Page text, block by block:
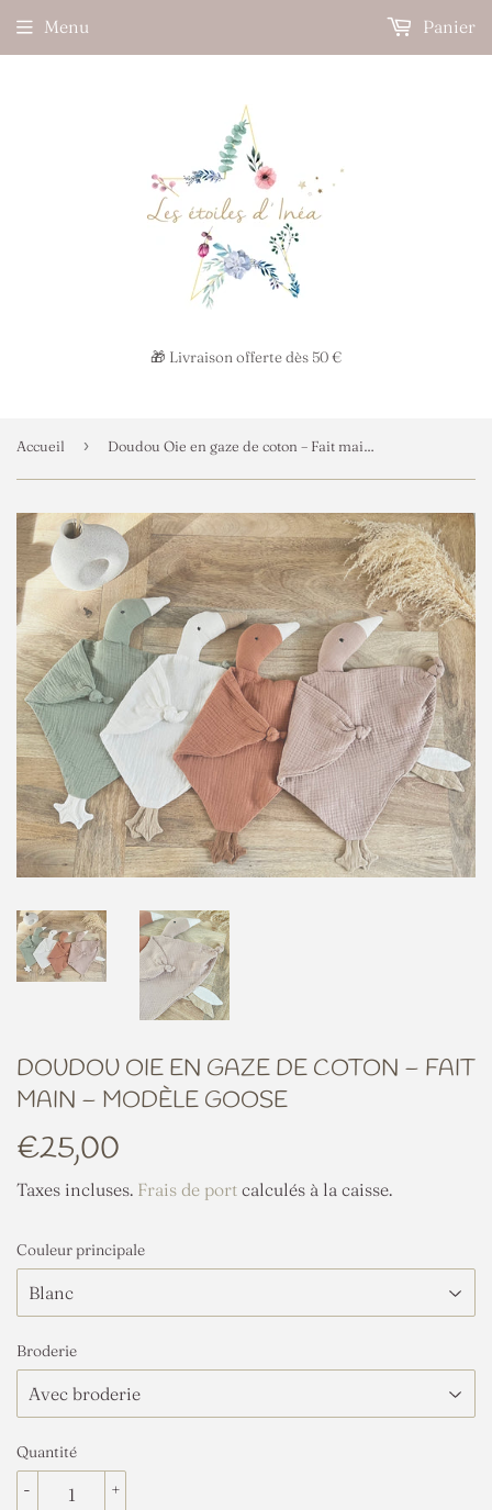
🎁 Livraison offerte dès 50 €
Menu Panier
Accueil › Doudou Oie en gaze de coton – Fait main – Modèle Goose
DOUDOU OIE EN GAZE DE COTON – FAIT
MAIN – MODÈLE GOOSE
€25,00
Taxes incluses. Frais de port calculés à la caisse.
Couleur principale
Broderie
Quantité
+
-